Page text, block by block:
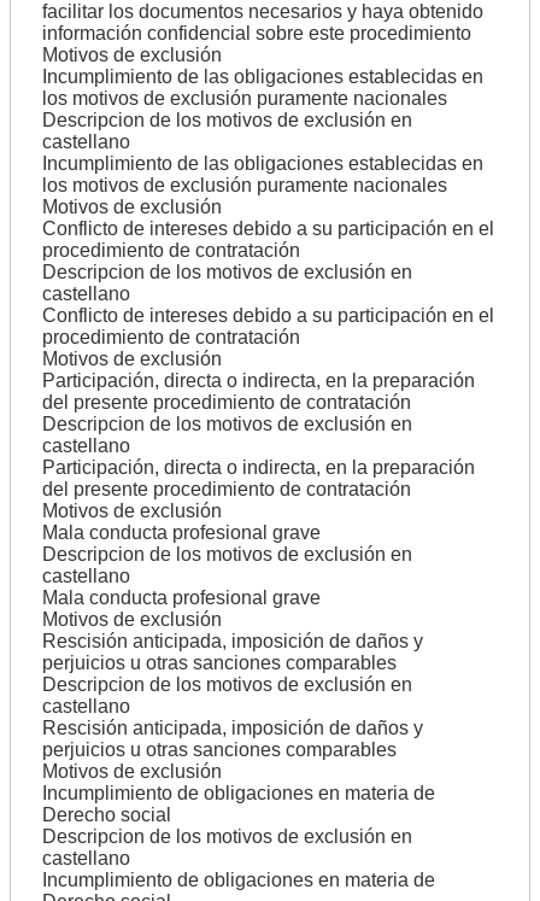
facilitar los documentos necesarios y haya obtenido
información confidencial sobre este procedimiento
Motivos de exclusión
Incumplimiento de las obligaciones establecidas en
los motivos de exclusión puramente nacionales
Descripcion de los motivos de exclusión en
castellano
Incumplimiento de las obligaciones establecidas en
los motivos de exclusión puramente nacionales
Motivos de exclusión
Conflicto de intereses debido a su participación en el
procedimiento de contratación
Descripcion de los motivos de exclusión en
castellano
Conflicto de intereses debido a su participación en el
procedimiento de contratación
Motivos de exclusión
Participación, directa o indirecta, en la preparación
del presente procedimiento de contratación
Descripcion de los motivos de exclusión en
castellano
Participación, directa o indirecta, en la preparación
del presente procedimiento de contratación
Motivos de exclusión
Mala conducta profesional grave
Descripcion de los motivos de exclusión en
castellano
Mala conducta profesional grave
Motivos de exclusión
Rescisión anticipada, imposición de daños y
perjuicios u otras sanciones comparables
Descripcion de los motivos de exclusión en
castellano
Rescisión anticipada, imposición de daños y
perjuicios u otras sanciones comparables
Motivos de exclusión
Incumplimiento de obligaciones en materia de
Derecho social
Descripcion de los motivos de exclusión en
castellano
Incumplimiento de obligaciones en materia de